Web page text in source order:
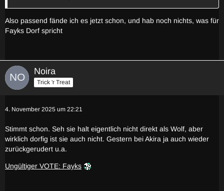
Also passend fände ich es jetzt schon, und hab noch nichts, was für
Fayks Dorf spricht
Noira
Trick 'r Treat
4. November 2025 um 22:21
Stimmt schon. Seh sie halt eigentlich nicht direkt als Wolf, aber
wirklich dorfig ist sie auch nicht. Gestern bei Akira ja auch wieder
zurückgerudert u.a.
Ungültiger VOTE: Fayks